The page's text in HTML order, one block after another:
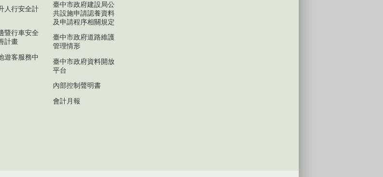
人行安全計
暨行車安全
計畫
遊客服務中
臺中市政府建設局公
共設施申請認養資料
及申請程序相關規定
臺中市政府道路維護
管理情形
臺中市政府資料開放
平台
內部控制聲明書
會計月報